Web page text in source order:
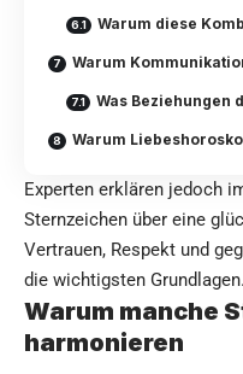
Warum diese
Warum
Was Beziehungen
Warum
Experten erklären jedoch
Sternzeichen über eine
Vertrauen, Respekt und
die wichtigsten Grundlagen.
Warum manche
harmonieren